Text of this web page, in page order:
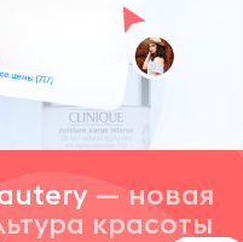
— новая
красоты